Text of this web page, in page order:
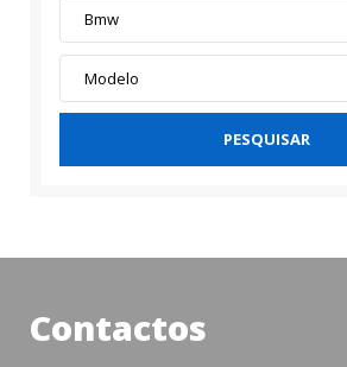
Bmw
Modelo
PESQUISAR
Contactos